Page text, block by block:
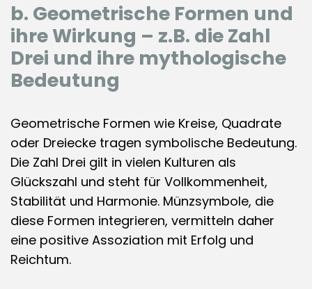
b. Geometrische Formen und
ihre Wirkung – z.B. die Zahl
Drei und ihre mythologische
Bedeutung
Geometrische Formen wie Kreise, Quadrate
oder Dreiecke tragen symbolische Bedeutung.
Die Zahl Drei gilt in vielen Kulturen als
Glückszahl und steht für Vollkommenheit,
Stabilität und Harmonie. Münzsymbole, die
diese Formen integrieren, vermitteln daher
eine positive Assoziation mit Erfolg und
Reichtum.